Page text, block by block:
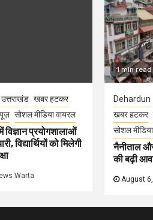
उत्तराखंड खबर हटकर
सोशल मीडिया वायरल
प्रयोगशालाओं
विद्यार्थियों को मिलेगी
Warta
1 min read
Dehardun
खबर हटकर
सोशल
नैनीताल
की बढ़ी
August